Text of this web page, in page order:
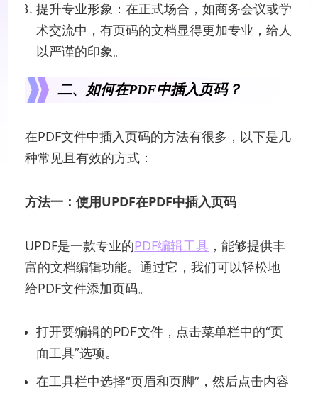
提升专业形象：在正式场合，如商务会议或学
术交流中，有页码的文档显得更加专业，给人
以严谨的印象。
二、如何在PDF中插入页码？
在PDF文件中插入页码的方法有很多，以下是几
种常见且有效的方式：
方法一：使用UPDF在PDF中插入页码
UPDF是一款专业的PDF编辑工具 ，能够提供丰
富的文档编辑功能。通过它，我们可以轻松地
给PDF文件添加页码。
打开要编辑的PDF文件，点击菜单栏中的“页
面工具”选项。
在工具栏中选择“页眉和页脚”，然后点击内容